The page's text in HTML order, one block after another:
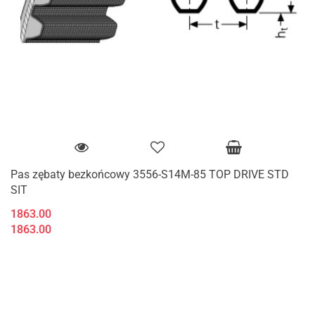
Pas zębaty bezkońcowy 3556-S14M-85 TOP DRIVE STD
SIT
1863.00
1863.00